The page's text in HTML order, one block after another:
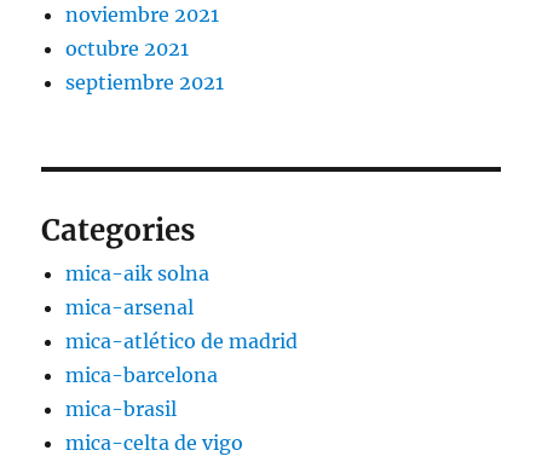
noviembre 2021
octubre 2021
septiembre 2021
Categories
mica-aik solna
mica-arsenal
mica-atlético de madrid
mica-barcelona
mica-brasil
mica-celta de vigo